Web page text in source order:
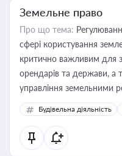
Земельне право
Про що тема:
сфері користування
критично важливим для
орендарів та держави, а
управління земельними
Будівельна діяльність